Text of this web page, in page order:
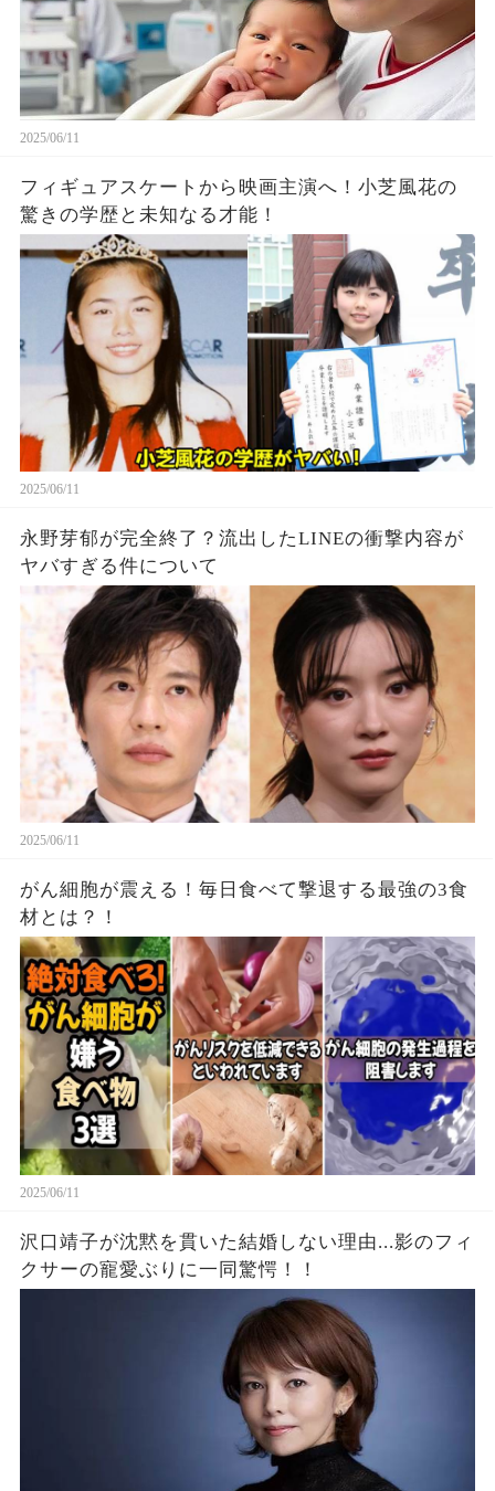
2025/06/11
フィギュアスケートから映画主演へ！小芝風花の
驚きの学歴と未知なる才能！
2025/06/11
永野芽郁が完全終了？流出したLINEの衝撃内容が
ヤバすぎる件について
2025/06/11
がん細胞が震える！毎日食べて撃退する最強の3食
材とは？！
2025/06/11
沢口靖子が沈黙を貫いた結婚しない理由...影のフィ
クサーの寵愛ぶりに一同驚愕！！